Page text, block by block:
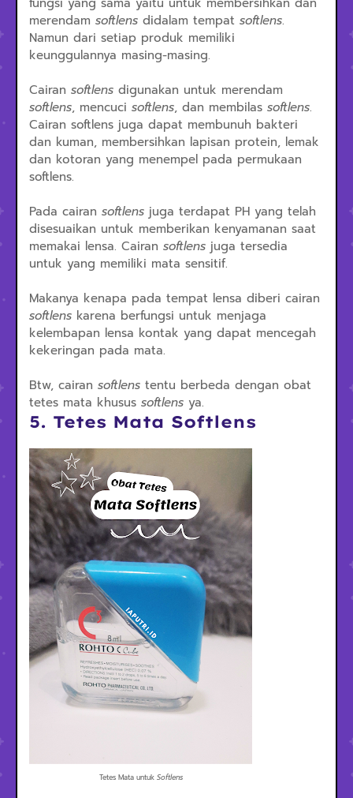
merendam softlens didalam tempat softlens.
Namun dari setiap produk memiliki
keunggulannya masing-masing.
Cairan softlens digunakan untuk merendam
softlens, mencuci softlens, dan membilas softlens.
Cairan softlens juga dapat membunuh bakteri
dan kuman, membersihkan lapisan protein, lemak
dan kotoran yang menempel pada permukaan
softlens.
Pada cairan softlens juga terdapat PH yang telah
disesuaikan untuk memberikan kenyamanan saat
memakai lensa. Cairan softlens juga tersedia
untuk yang memiliki mata sensitif.
Makanya kenapa pada tempat lensa diberi cairan
softlens karena berfungsi untuk menjaga
kelembapan lensa kontak yang dapat mencegah
kekeringan pada mata.
Btw, cairan softlens tentu berbeda dengan obat
tetes mata khusus softlens ya.
5. Tetes Mata Softlens
Tetes Mata untuk Softlens